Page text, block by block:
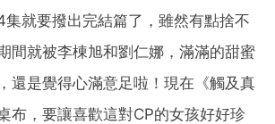
集就要撥出完結篇了，雖然有點捨不
間就被李棟旭和劉仁娜，滿滿的甜蜜
還是覺得心滿意足啦！現在《觸及真
布，要讓喜歡這對CP的女孩好好珍